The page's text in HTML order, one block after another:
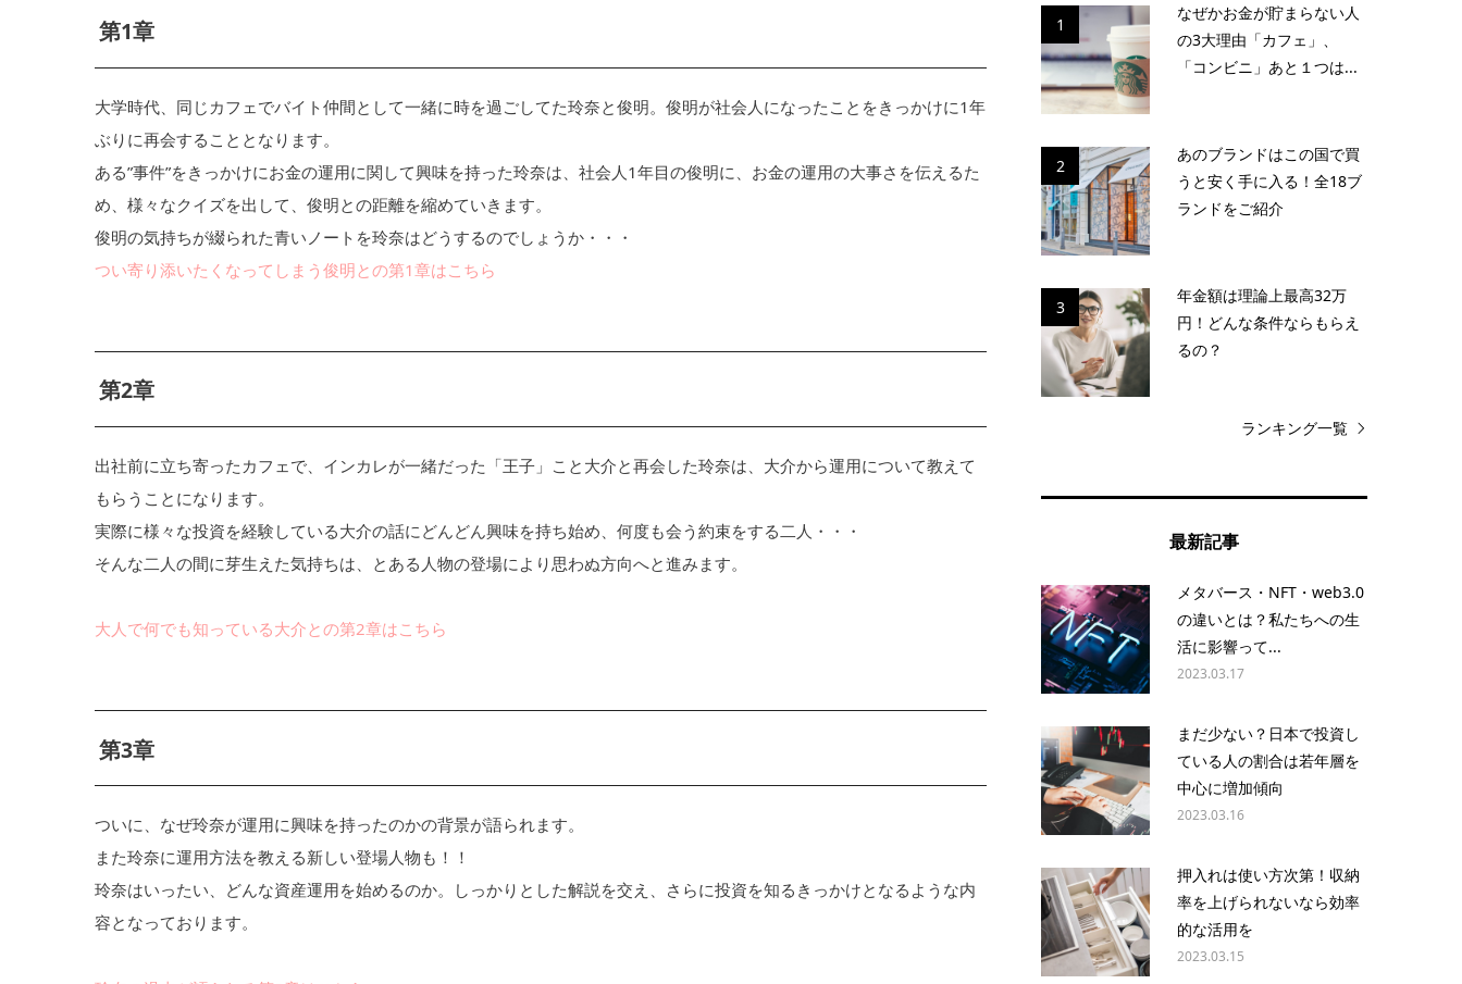
第1章
大学時代、同じカフェでバイト仲間として一緒に時を過ごしてた玲奈と俊明。俊明が社会人になったことをきっかけに1年
ぶりに再会することとなります。
ある”事件”をきっかけにお金の運用に関して興味を持った玲奈は、社会人1年目の俊明に、お金の運用の大事さを伝えるた
め、様々なクイズを出して、俊明との距離を縮めていきます。
俊明の気持ちが綴られた青いノートを玲奈はどうするのでしょうか・・・
つい寄り添いたくなってしまう俊明との第1章はこちら
第2章
出社前に立ち寄ったカフェで、インカレが一緒だった「王子」こと大介と再会した玲奈は、大介から運用について教えて
もらうことになります。
実際に様々な投資を経験している大介の話にどんどん興味を持ち始め、何度も会う約束をする二人・・・
そんな二人の間に芽生えた気持ちは、とある人物の登場により思わぬ方向へと進みます。
大人で何でも知っている大介との第2章はこちら
第3章
ついに、なぜ玲奈が運用に興味を持ったのかの背景が語られます。
また玲奈に運用方法を教える新しい登場人物も！！
玲奈はいったい、どんな資産運用を始めるのか。しっかりとした解説を交え、さらに投資を知るきっかけとなるような内
容となっております。
1
なぜかお金が貯まらない人
の3大理由「カフェ」、
「コンビニ」あと１つは...
2
あのブランドはこの国で買
うと安く手に入る！全18ブ
ランドをご紹介
3
年金額は理論上最高32万
円！どんな条件ならもらえ
るの？
ランキング一覧
最新記事
メタバース・NFT・web3.0
の違いとは？私たちへの生
活に影響って...
2023.03.17
まだ少ない？日本で投資し
ている人の割合は若年層を
中心に増加傾向
2023.03.16
押入れは使い方次第！収納
率を上げられないなら効率
的な活用を
2023.03.15